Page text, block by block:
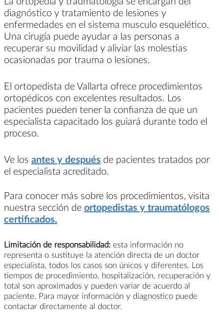
diagnóstico y tratamiento de lesiones y
enfermedades en el sistema musculo esquelético.
Una cirugía puede ayudar a las personas a
recuperar su movilidad y aliviar las molestias
ocasionadas por trauma o lesiones.
El ortopedista de Vallarta ofrece procedimientos
ortopédicos con excelentes resultados. Los
pacientes pueden tener la confianza de que un
especialista capacitado los guiará durante todo el
proceso.
Ve los antes y después de pacientes tratados por
el especialista acreditado.
Para conocer más sobre los procedimientos, visita
nuestra sección de ortopedistas y traumatólogos
certificados.
Limitación de responsabilidad: esta información no
representa o sustituye la atención directa de un doctor
especialista, todos los casos son únicos y diferentes. Los
tiempos de procedimiento, hospitalización, recuperación y
total son aproximados y pueden variar de acuerdo al
paciente. Para mayor información y diagnostico puede
contactar directamente al doctor.